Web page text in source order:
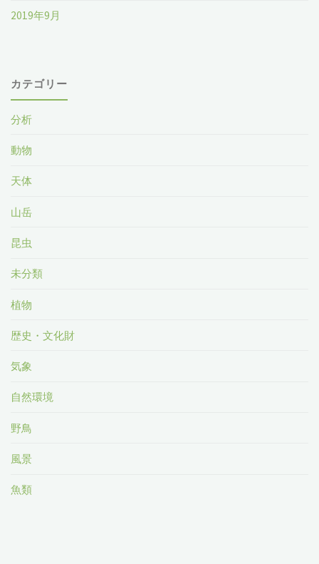
2019年9月
カテゴリー
分析
動物
天体
山岳
昆虫
未分類
植物
歴史・文化財
気象
自然環境
野鳥
風景
魚類